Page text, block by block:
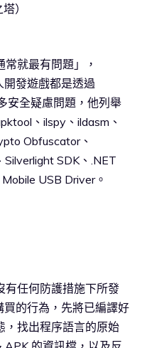
）
就最有問題」，
發遊戲都是透過
安全疑慮問題，他列舉
、ilspy、ildasm、
Obfuscator、
SDK、.NET
USB Driver。
有任何防護措施下所發
的行為，先將已編譯好
，找出程序語言的原始